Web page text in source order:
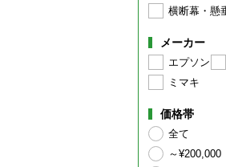
横断幕・懸
メーカー
エプソン
ミマキ
価格帯
全て
～¥200,000